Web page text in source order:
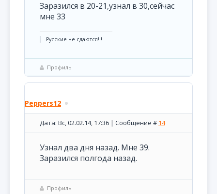
Заразился в 20-21,узнал в 30,сейчас
мне 33
Русские не сдаются!!!
Профиль
Peppers12
Дата: Вс, 02.02.14, 17:36 | Сообщение # 14
Узнал два дня назад. Мне 39.
Заразился полгода назад.
Профиль